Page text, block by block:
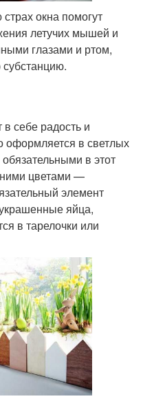
окна помогут
летучих мышей и
глазами и ртом,
себе радость и
оформляется в светлых
в этот
цветами —
элемент
яйца,
в тарелочки или